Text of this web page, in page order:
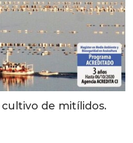
de mitílidos.